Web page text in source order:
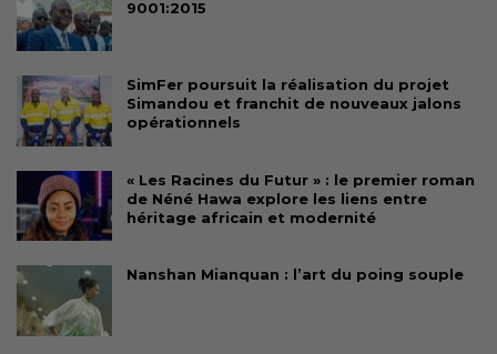
9001:2015
SimFer poursuit la réalisation du projet
Simandou et franchit de nouveaux jalons
opérationnels
« Les Racines du Futur » : le premier roman
de Néné Hawa explore les liens entre
héritage africain et modernité
Nanshan Mianquan : l’art du poing souple